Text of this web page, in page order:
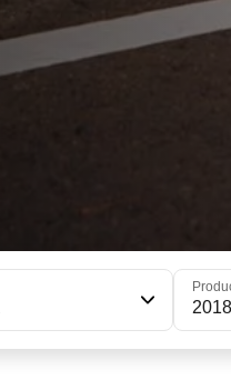
2018